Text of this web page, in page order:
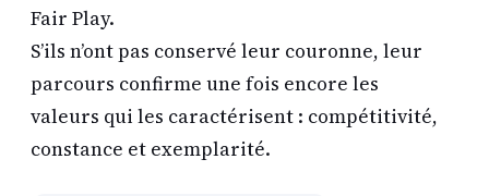
Fair Play.
S’ils n’ont pas conservé leur couronne, leur
parcours confirme une fois encore les
valeurs qui les caractérisent : compétitivité,
constance et exemplarité.